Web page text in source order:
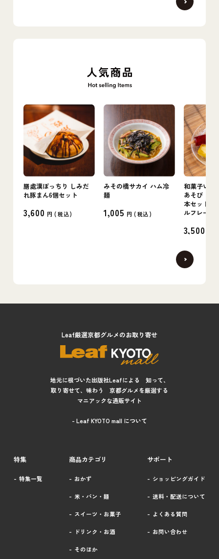
膳處漢ぽっちり しみだ
れ豚まん6個セット
3,600 円 (税込)
みその橋サカイ ハム冷
麺
1,005 円 (税込)
和菓子いけ
あそび（葛
本セット〜
ルフレーバ
3,500
Leaf厳選京都グルメのお取り寄せ
地元に根づいた出版社Leafによる 知って、
取り寄せて、味わう 京都グルメを厳選する
マニアックな通販サイト
- Leaf KYOTO mall について
特集
特集一覧
商品カテゴリ
おかず
米・パン・麺
スイーツ・お菓子
ドリンク・お酒
そのほか
サポート
ショッピングガイド
送料・配送について
よくある質問
お問い合わせ